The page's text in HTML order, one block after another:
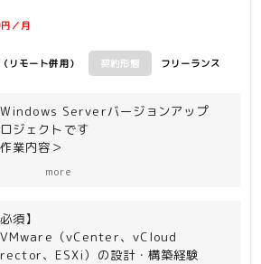
／月
リモート併用） 契約形態 フリーランス
Serverバージョンアップ
ジェクトです
業内容＞
WSUS、KMS、ADサーバを含む環境
バージョンアップ対応
more
必須】
VMware（vCenter、vCloud
、ESXi）の設計・構築経験